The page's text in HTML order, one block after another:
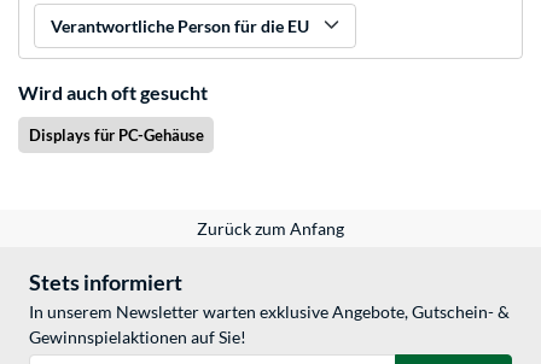
Verantwortliche Person für die EU
Wird auch oft gesucht
Displays für PC-Gehäuse
Zurück zum Anfang
Stets informiert
In unserem Newsletter warten exklusive Angebote, Gutschein- &
Gewinnspielaktionen auf Sie!